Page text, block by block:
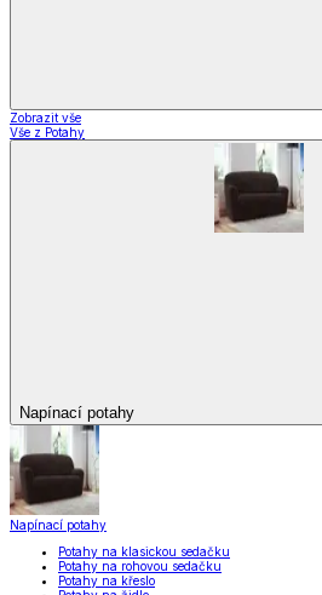
Zobrazit vše
Vše z Potahy
Napínací potahy
Napínací potahy
Potahy na klasickou sedačku
Potahy na rohovou sedačku
Potahy na křeslo